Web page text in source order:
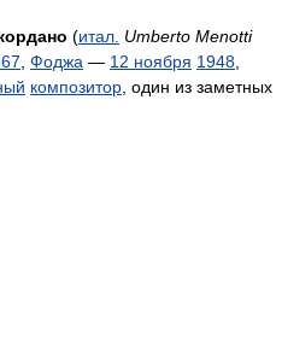
(итал. Umberto Menotti
, Фоджа ― 12 ноября 1948,
композитор, один из заметных